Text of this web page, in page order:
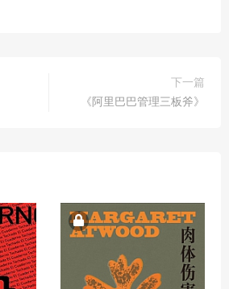
下一篇
《阿里巴巴管理三板斧》